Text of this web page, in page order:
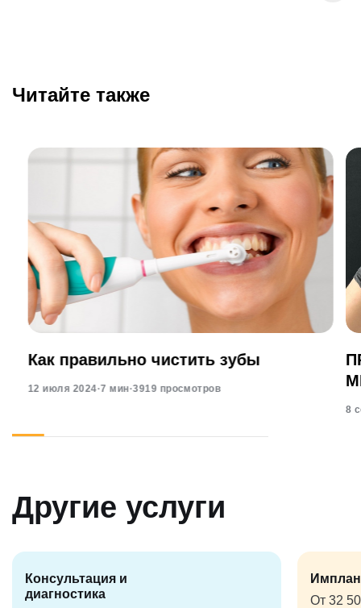
Читайте также
Как правильно чистить зубы
12 июля 2024·7 мин·3919 просмотров
8
Другие услуги
Консультация и
диагностика
От 32